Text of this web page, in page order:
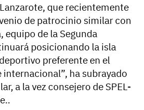
que recientemente
de patrocinio similar con
equipo de la Segunda
posicionando la isla
preferente en el
ha subrayado
a la vez consejero de SPEL-